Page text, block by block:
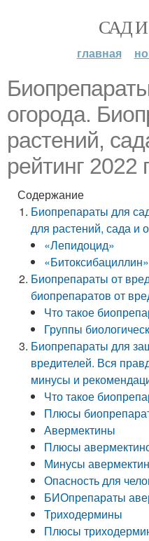
САД
главная
огорода.
растений,
рейтинг 2022
Содержание
Биопрепараты для
для растений, сада и
«Лепидоцид»
«Битоксибациллин»
Биопрепараты от
биопрепаратов от
Что такое
Группы
Биопрепараты для
вредителей. Вся
минусы и
Что такое
Плюсы
Авермектины
Плюсы
Минусы
Опасность для
БИОпрепараты
Триходермины
Плюсы